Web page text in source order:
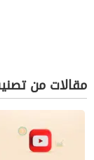
مقالات من